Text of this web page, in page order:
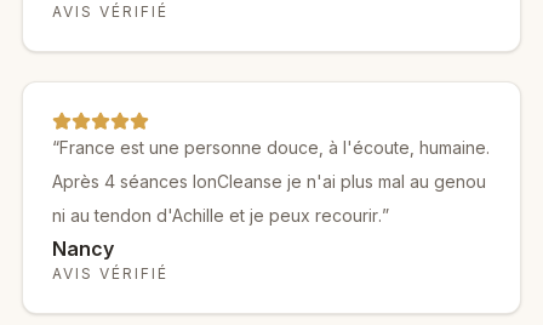
AVIS VÉRIFIÉ
“France est une personne douce, à l'écoute, humaine.
Après 4 séances IonCleanse je n'ai plus mal au genou
ni au tendon d'Achille et je peux recourir.”
Nancy
AVIS VÉRIFIÉ